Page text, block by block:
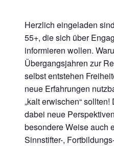
Herzlich eingeladen
55+, die sich über
informieren wollen.
Übergangsjahren zur
selbst entstehen
neue Erfahrungen
„kalt erwischen“
dabei neue
besondere Weise auch
Sinnstifter-,